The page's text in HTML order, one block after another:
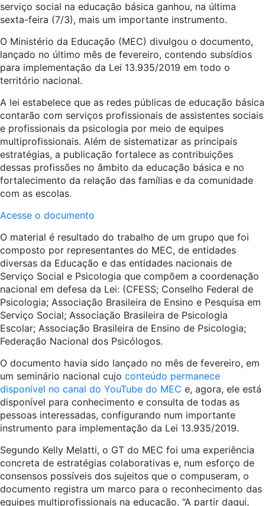
serviço social na educação básica ganhou, na última
sexta-feira (7/3), mais um importante instrumento.
O Ministério da Educação (MEC) divulgou o documento,
lançado no último mês de fevereiro, contendo subsídios
para implementação da Lei 13.935/2019 em todo o
território nacional.
A lei estabelece que as redes públicas de educação básica
contarão com serviços profissionais de assistentes sociais
e profissionais da psicologia por meio de equipes
multiprofissionais. Além de sistematizar as principais
estratégias, a publicação fortalece as contribuições
dessas profissões no âmbito da educação básica e no
fortalecimento da relação das famílias e da comunidade
com as escolas.
Acesse o documento
O material é resultado do trabalho de um grupo que foi
composto por representantes do MEC, de entidades
diversas da Educação e das entidades nacionais de
Serviço Social e Psicologia que compõem a coordenação
nacional em defesa da Lei: (CFESS; Conselho Federal de
Psicologia; Associação Brasileira de Ensino e Pesquisa em
Serviço Social; Associação Brasileira de Psicologia
Escolar; Associação Brasileira de Ensino de Psicologia;
Federação Nacional dos Psicólogos.
O documento havia sido lançado no mês de fevereiro, em
um seminário nacional cujo conteúdo permanece
disponível no canal do YouTube do MEC e, agora, ele está
disponível para conhecimento e consulta de todas as
pessoas interessadas, configurando num importante
instrumento para implementação da Lei 13.935/2019.
Segundo Kelly Melatti, o GT do MEC foi uma experiência
concreta de estratégias colaborativas e, num esforço de
consensos possíveis dos sujeitos que o compuseram, o
documento registra um marco para o reconhecimento das
equipes multiprofissionais na educação. “A partir daqui,